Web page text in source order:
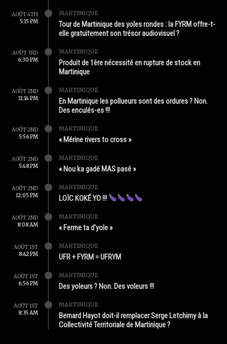
AOÛT 4TH
5:15 PM
MARTINIQUE
Tour de Martinique des yoles rondes : la FYRM offre-t-
elle gratuitement son trésor audiovisuel ?
AOÛT 3RD
6:30 PM
MARTINIQUE
Produit de 1ère nécessité en rupture de stock en
Martinique
AOÛT 2ND
11:14 PM
MARTINIQUE
En Martinique les pollueurs sont des ordures ? Non.
Des enculés-es !!!
AOÛT 2ND
5:56 PM
MARTINIQUE
« Mérine rivers to cross »
AOÛT 2ND
5:48 PM
MARTINIQUE
« Nou ka gadé MAS pasé »
AOÛT 2ND
12:05 PM
MARTINIQUE
LOÏC KOKÉ YO !!!
AOÛT 2ND
8:08 AM
MARTINIQUE
« Ferme ta d’yole »
AOÛT 1ST
8:42 PM
MARTINIQUE
UFR + FYRM = UFRYM
AOÛT 1ST
6:56 PM
MARTINIQUE
Des yoleurs ? Non. Des voleurs !!!
AOÛT 1ST
8:35 AM
MARTINIQUE
Bernard Hayot doit-il remplacer Serge Letchimy à la
Collectivité Territoriale de Martinique ?